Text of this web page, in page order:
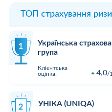
ТОП страхування
Українська страхова
група
Клієнтська
оцінка:
4,0
УНІКА (UNIQA)